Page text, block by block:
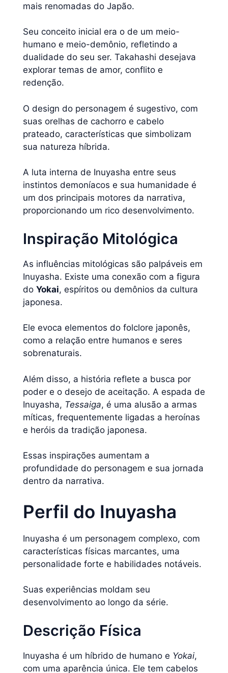
mais renomadas do Japão.
Seu conceito inicial era o de um meio-
humano e meio-demônio, refletindo a
dualidade do seu ser. Takahashi desejava
explorar temas de amor, conflito e
redenção.
O design do personagem é sugestivo, com
suas orelhas de cachorro e cabelo
prateado, características que simbolizam
sua natureza híbrida.
A luta interna de Inuyasha entre seus
instintos demoníacos e sua humanidade é
um dos principais motores da narrativa,
proporcionando um rico desenvolvimento.
Inspiração Mitológica
As influências mitológicas são palpáveis em
Inuyasha. Existe uma conexão com a figura
do Yokai, espíritos ou demônios da cultura
japonesa.
Ele evoca elementos do folclore japonês,
como a relação entre humanos e seres
sobrenaturais.
Além disso, a história reflete a busca por
poder e o desejo de aceitação. A espada de
Inuyasha, Tessaiga, é uma alusão a armas
míticas, frequentemente ligadas a heroínas
e heróis da tradição japonesa.
Essas inspirações aumentam a
profundidade do personagem e sua jornada
dentro da narrativa.
Perfil do Inuyasha
Inuyasha é um personagem complexo, com
características físicas marcantes, uma
personalidade forte e habilidades notáveis.
Suas experiências moldam seu
desenvolvimento ao longo da série.
Descrição Física
Inuyasha é um híbrido de humano e Yokai,
com uma aparência única. Ele tem cabelos